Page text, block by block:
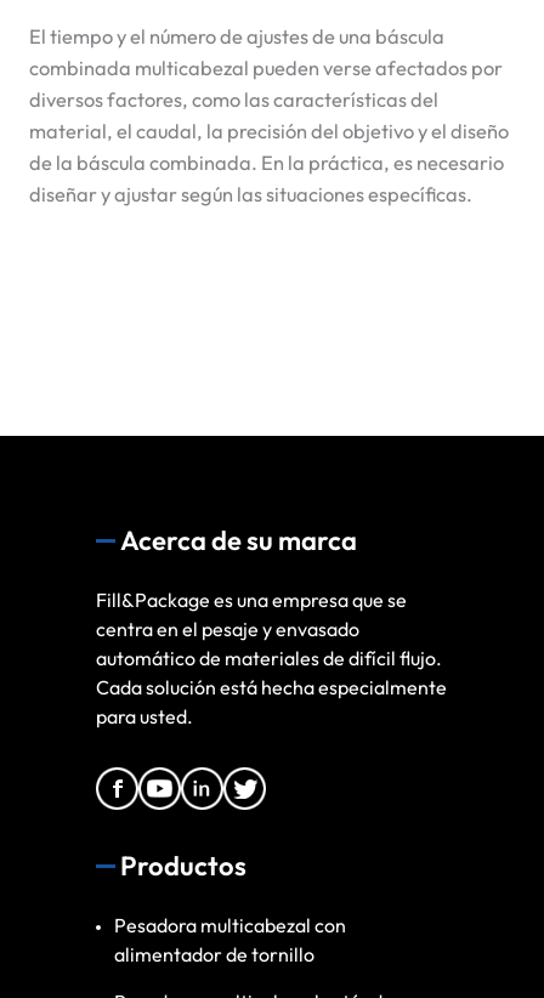
El tiempo y el número de ajustes de una báscula
combinada multicabezal pueden verse afectados por
diversos factores, como las características del
material, el caudal, la precisión del objetivo y el diseño
de la báscula combinada. En la práctica, es necesario
diseñar y ajustar según las situaciones específicas.
Acerca de su marca
Fill&Package es una empresa que se
centra en el pesaje y envasado
automático de materiales de difícil flujo.
Cada solución está hecha especialmente
para usted.
Productos
Pesadora multicabezal con
alimentador de tornillo